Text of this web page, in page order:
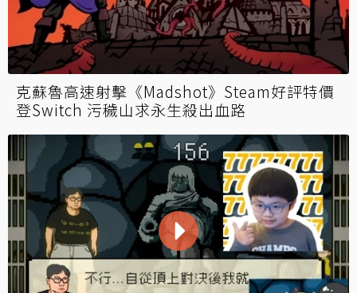
克蘇魯高速射擊《Madshot》Steam好評特價
登Switch 污穢山求永生殺出血路